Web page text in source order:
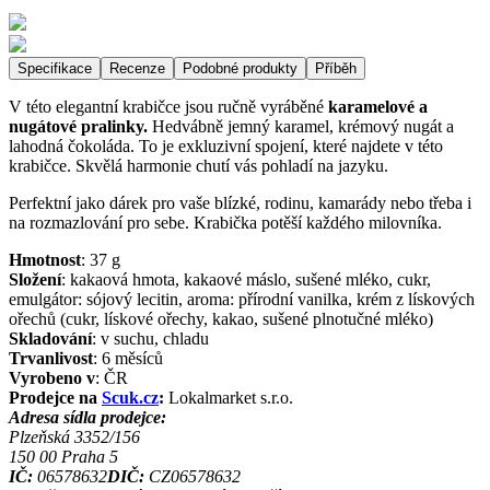
Specifikace Recenze Podobné produkty Příběh
V této elegantní krabičce jsou ručně vyráběné karamelové a
nugátové pralinky. Hedvábně jemný karamel, krémový nugát a
lahodná čokoláda. To je exkluzivní spojení, které najdete v této
krabičce. Skvělá harmonie chutí vás pohladí na jazyku.
Perfektní jako dárek pro vaše blízké, rodinu, kamarády nebo třeba i
na rozmazlování pro sebe. Krabička potěší každého milovníka.
Hmotnost: 37 g
Složení: kakaová hmota, kakaové máslo, sušené mléko, cukr,
emulgátor: sójový lecitin, aroma: přírodní vanilka, krém z lískových
ořechů (cukr, lískové ořechy, kakao, sušené plnotučné mléko)
Skladování: v suchu, chladu
Trvanlivost: 6 měsíců
Vyrobeno v: ČR
Prodejce na Scuk.cz: Lokalmarket s.r.o.
Adresa sídla prodejce:
Plzeňská 3352/156
150 00 Praha 5
IČ: 06578632DIČ: CZ06578632